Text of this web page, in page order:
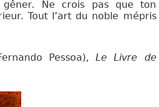
Ne crois pas que ton
Tout l’art du noble mépris
Pessoa),Le Livre de